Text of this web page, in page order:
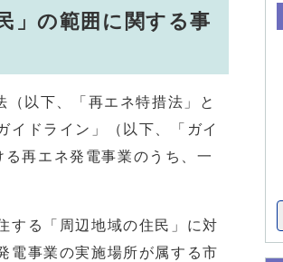
」の範囲に関する事
以下、「再エネ特措法」と
イドライン」（以下、「ガイ
再エネ発電事業のうち、一
する「周辺地域の住民」に対
電事業の実施場所が属する市